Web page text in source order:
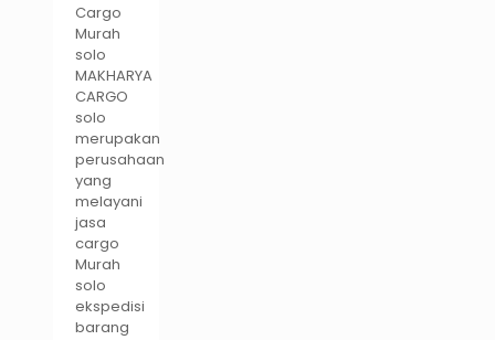
Cargo
Murah
solo
MAKHARYA
CARGO
solo
merupakan
perusahaan
yang
melayani
jasa
cargo
Murah
solo
ekspedisi
barang